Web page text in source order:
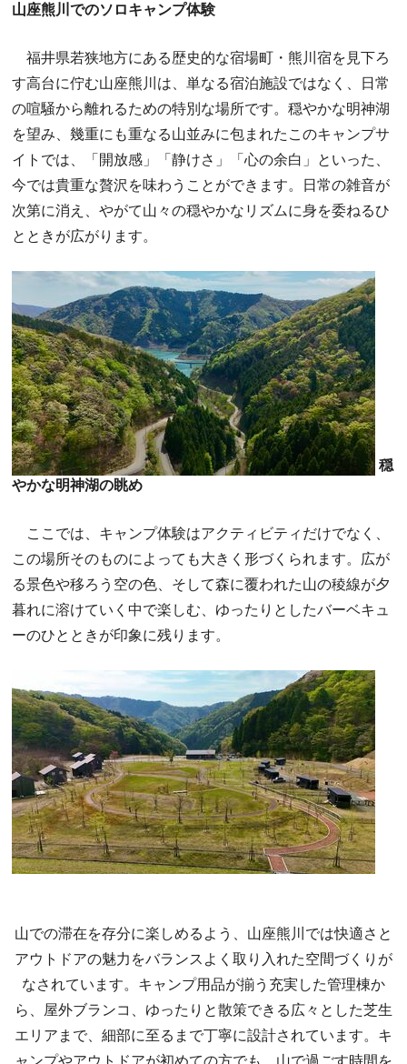
山座熊川でのソロキャンプ体験
福井県若狭地方にある歴史的な宿場町・熊川宿を見下ろ
す高台に佇む山座熊川は、単なる宿泊施設ではなく、日常
の喧騒から離れるための特別な場所です。穏やかな明神湖
を望み、幾重にも重なる山並みに包まれたこのキャンプサ
イトでは、「開放感」「静けさ」「心の余白」といった、
今では貴重な贅沢を味わうことができます。日常の雑音が
次第に消え、やがて山々の穏やかなリズムに身を委ねるひ
とときが広がります。
穏
やかな明神湖の眺め
ここでは、キャンプ体験はアクティビティだけでなく、
この場所そのものによっても大きく形づくられます。広が
る景色や移ろう空の色、そして森に覆われた山の稜線が夕
暮れに溶けていく中で楽しむ、ゆったりとしたバーベキュ
ーのひとときが印象に残ります。
山での滞在を存分に楽しめるよう、山座熊川では快適さと
アウトドアの魅力をバランスよく取り入れた空間づくりが
なされています。キャンプ用品が揃う充実した管理棟か
ら、屋外ブランコ、ゆったりと散策できる広々とした芝生
エリアまで、細部に至るまで丁寧に設計されています。キ
ャンプやアウトドアが初めての方でも、山で過ごす時間を